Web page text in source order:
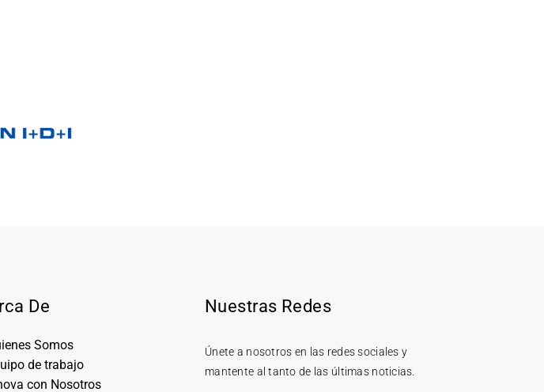
De
Somos
de trabajo
con Nosotros
Nuestras Redes
Únete a nosotros en las redes sociales y
mantente al tanto de las últimas noticias.